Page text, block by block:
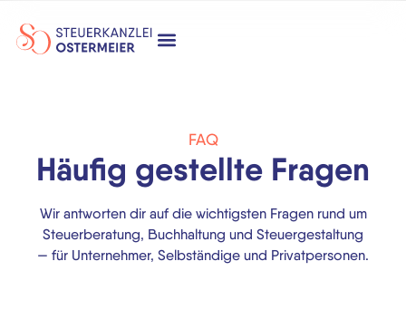
FAQ
Häufig gestellte Fragen
Wir antworten dir auf die wichtigsten Fragen rund um
Steuerberatung, Buchhaltung und Steuergestaltung
— für Unternehmer, Selbständige und Privatpersonen.